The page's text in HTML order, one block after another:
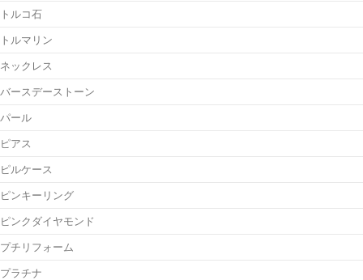
トルコ石
トルマリン
ネックレス
バースデーストーン
パール
ピアス
ピルケース
ピンキーリング
ピンクダイヤモンド
プチリフォーム
プラチナ